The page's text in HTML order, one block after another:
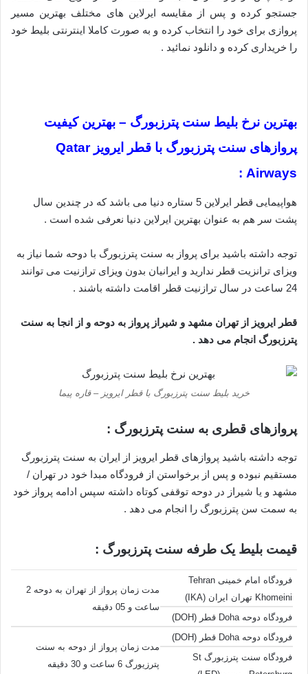
جستجو کرده و پس از مقایسه ایرلاین های مختلف بهترین مسیر
پروازی برای خود را انتخاب کرده و به صورت کاملا اینترنتی بلیط خود
را خریداری کرده و دانلود نمائید .
بهترین نرخ بلیط سنت پترزبورگ – بهترین کیفیت
پروازهای سنت پترزبورگ با قطر ایرویز Qatar
Airways :
هواپیمایی قطر ایرلاین 5 ستاره دنیا می باشد که در چندین سال
پشت سر هم به عنوان بهترین ایرلاین دنیا نعرفی شده است .
توجه داشته باشید برای پرواز به سنت پترزبورگ با دوحه شما نیاز به
ویزای ترانزیت قطر ندارید و ایرانیان بدون ویزای ترازنیت می توانند
24 ساعت در سال ترازنیت قطر اقامت داشته باشند .
قطر ایرویز از تهران مشهد و شیراز پرواز به دوحه و از انجا به سنت
پترزبورگ انجام می دهد .
خرید بلیط سنت پترزبورگ با قطر ایرویز – قاره پیما
پروازهای قطری به سنت پترزبورگ :
توجه داشته باشید پروازهای قطر ایرویز از ایران به سنت پترزبورگ
مستقیم نبوده و پس از برخواستن از فرودگاه مبدا خود در تهران /
مشهد و یا شیراز در دوحه توقفی کوتاه داشته سپس ادامه پرواز خود
به سمت سن پترزبورگ را انجام می دهد .
قیمت بلیط یک طرفه سنت پترزبورگ :
فرودگاه امام خمینی Tehran
Khomeini تهران ایران (IKA)
مدت زمان پرواز از تهران به دوحه 2
ساعت و 05 دقیقه
فرودگاه دوحه Doha قطر (DOH)
فرودگاه دوحه Doha قطر (DOH)
مدت زمان پرواز از دوحه به سنت
پترزیورگ 6 ساعت و 30 دقیقه
فرودگاه سنت پترزبورگ St